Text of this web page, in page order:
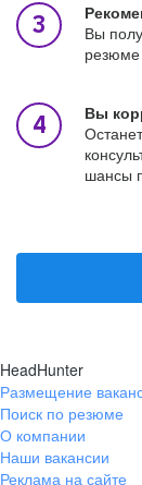
Вы
резюме
Вы
шансы
HeadHunter
Размещение
Поиск по резюме
О компании
Наши вакансии
Реклама на сайте